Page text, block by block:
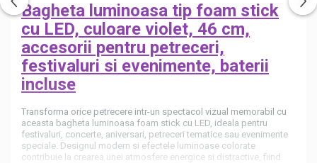
Bagheta luminoasa tip foam stick
cu LED, culoare violet, 46 cm,
accesorii pentru petreceri,
festivaluri si evenimente, baterii
incluse
Transforma orice petrecere intr-un spectacol vizual memorabil cu
aceasta bagheta luminoasa foam stick cu LED, ideala pentru
festivaluri, concerte, aniversari, petreceri tematice sau evenimente
speciale. Designul modern si efectele luminoase colorate
contribuie la crearea unei atmosfere energice si distractive, fiind